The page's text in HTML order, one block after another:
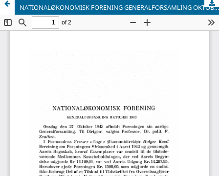
NATIONALØKONOMISK FORENING GENERALFORSAMLING OKTOBER 1943